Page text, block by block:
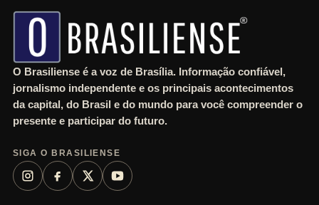
O Brasiliense é a voz de Brasília. Informação confiável,
jornalismo independente e os principais acontecimentos
da capital, do Brasil e do mundo para você compreender o
presente e participar do futuro.
SIGA O BRASILIENSE